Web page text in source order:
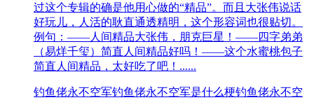
过这个专辑的确是他用心做的“精品”。而且大张伟说话
好玩儿，人活的耿直通透精明，这个形容词也很贴切。
例句：——人间精品大张伟，朋克巨星！——四字弟弟
（易烊千玺）简直人间精品好吗！——这个水蜜桃包子
简直人间精品，太好吃了吧！......
钓鱼佬永不空军钓鱼佬永不空军是什么梗钓鱼佬永不空